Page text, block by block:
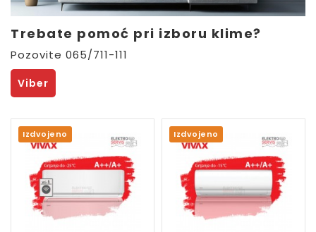
Trebate pomoć pri izboru klime?
Pozovite 065/711-111
Viber
Izdvojeno Izdvojeno